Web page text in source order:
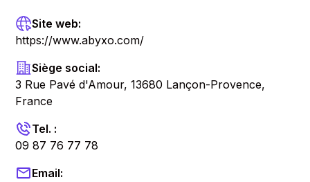
Site web:
https://www.abyxo.com/
Siège social:
3 Rue Pavé d'Amour, 13680 Lançon-Provence,
France
Tel. :
09 87 76 77 78
Email: